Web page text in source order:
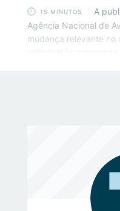
15 MINUTOS
A
Agência Nacional de
mudança relevante no
infraestrutura e demais